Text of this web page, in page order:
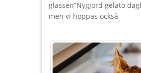
glassen”Nygjord gelato
men vi hoppas också